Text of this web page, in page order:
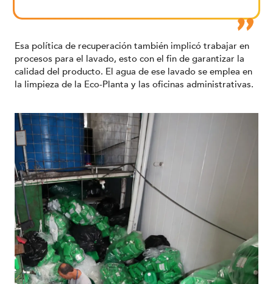
Esa política de recuperación también implicó trabajar en
procesos para el lavado, esto con el fin de garantizar la
calidad del producto. El agua de ese lavado se emplea en
la limpieza de la Eco-Planta y las oficinas administrativas.